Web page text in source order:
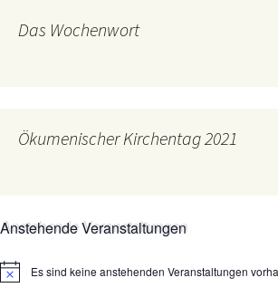
Das Wochenwort
Ökumenischer Kirchentag 2021
Anstehende Veranstaltungen
HinweisEs sind keine anstehenden Veranstaltungen